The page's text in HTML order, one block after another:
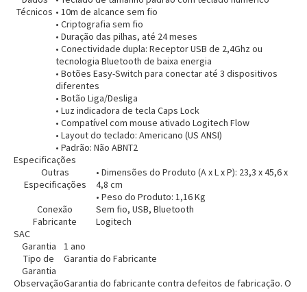
Cartão de crédito
Entendi
Entendi
Técnicos • 10m de alcance sem fio
• Criptografia sem fio
• Duração das pilhas, até 24 meses
• Conectividade dupla: Receptor USB de 2,4Ghz ou
tecnologia Bluetooth de baixa energia
• Botões Easy-Switch para conectar até 3 dispositivos
diferentes
• Botão Liga/Desliga
• Luz indicadora de tecla Caps Lock
• Compatível com mouse ativado Logitech Flow
• Layout do teclado: Americano (US ANSI)
• Padrão: Não ABNT2
Especificações
Outras
Especificações
• Dimensões do Produto (A x L x P): 23,3 x 45,6 x
4,8 cm
• Peso do Produto: 1,16 Kg
Conexão
Sem fio, USB, Bluetooth
Fabricante
Logitech
SAC
Garantia
1 ano
Tipo de
Garantia
Garantia do Fabricante
ObservaçãoGarantia do fabricante contra defeitos de fabricação. O